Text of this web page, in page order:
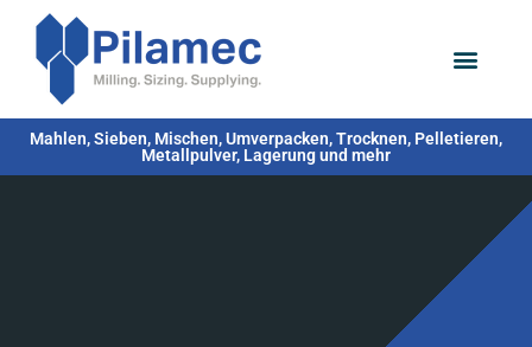
Mahlen, Sieben, Mischen, Umverpacken, Trocknen, Pelletieren,
Metallpulver, Lagerung und mehr